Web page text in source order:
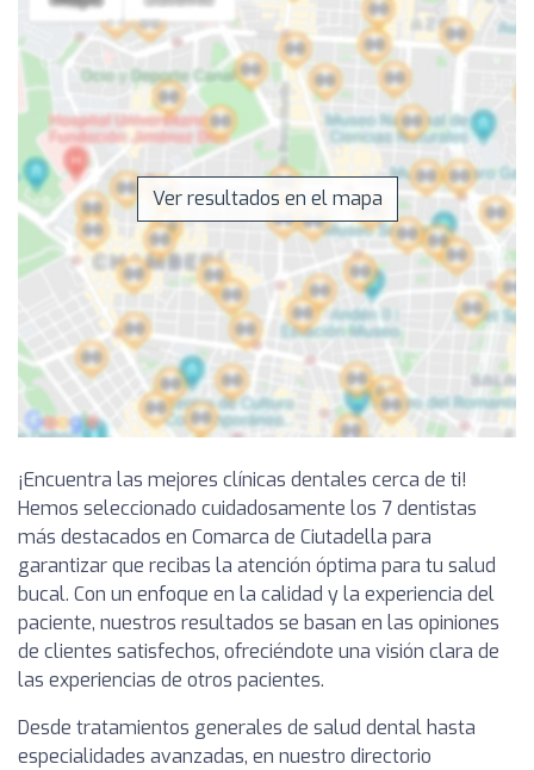
Ver resultados en el mapa
¡Encuentra las mejores clínicas dentales cerca de ti!
Hemos seleccionado cuidadosamente los 7 dentistas
más destacados en Comarca de Ciutadella para
garantizar que recibas la atención óptima para tu salud
bucal. Con un enfoque en la calidad y la experiencia del
paciente, nuestros resultados se basan en las opiniones
de clientes satisfechos, ofreciéndote una visión clara de
las experiencias de otros pacientes.
Desde tratamientos generales de salud dental hasta
especialidades avanzadas, en nuestro directorio